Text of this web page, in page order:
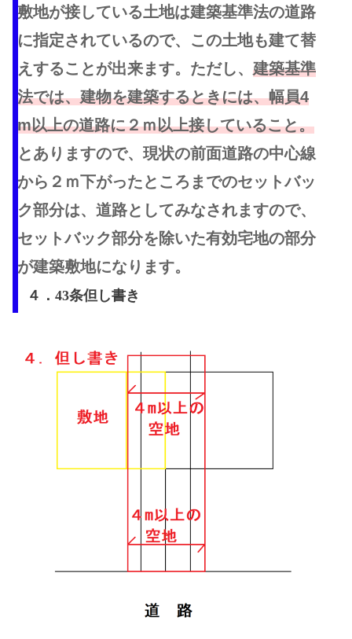
敷地が接している土地は建築基準法の道路
に指定されているので、この土地も建て替
えすることが出来ます。ただし、 建築基準
法では、建物を建築するときには、幅員4
m以上の道路に２ｍ以上接していること。
とありますので、現状の前面道路の中心線
から２ｍ下がったところまでのセットバッ
ク部分は、道路としてみなされますので、
セットバック部分を除いた有効宅地の部分
が建築敷地になります。
４．43条但し書き